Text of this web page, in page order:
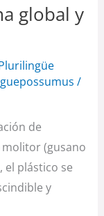
global y
/
de
(gusano
el plástico se
y